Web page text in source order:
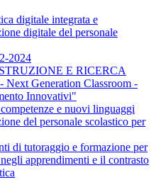
digitale integrata e
digitale del personale
2024
E RICERCA
Next Generation Classroom -
Innovativi"
e nuovi linguaggi
del personale scolastico per
di tutoraggio e formazione per
apprendimenti e il contrasto